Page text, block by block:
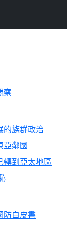
察
的族群政治
亞鄰國
轉到亞太地區
防白皮書